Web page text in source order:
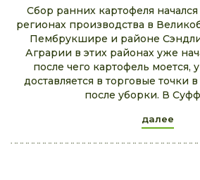
Сбор ранних картофеля
регионах производства в
Пембрукшире и районе
Аграрии в этих районах уже
после чего картофель моется,
доставляется в торговые точки
после уборки. В
далее